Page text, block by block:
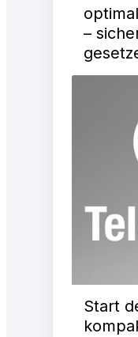
–
Start